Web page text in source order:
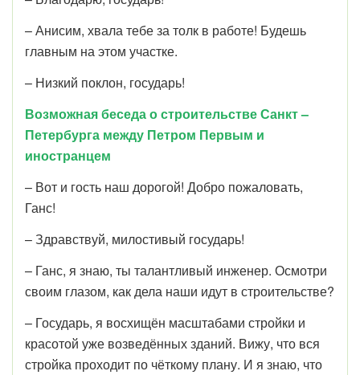
– Анисим, хвала тебе за толк в работе! Будешь
главным на этом участке.
– Низкий поклон, государь!
Возможная беседа о строительстве Санкт –
Петербурга между Петром Первым и
иностранцем
– Вот и гость наш дорогой! Добро пожаловать,
Ганс!
– Здравствуй, милостивый государь!
– Ганс, я знаю, ты талантливый инженер. Осмотри
своим глазом, как дела наши идут в строительстве?
– Государь, я восхищён масштабами стройки и
красотой уже возведённых зданий. Вижу, что вся
стройка проходит по чёткому плану. И я знаю, что